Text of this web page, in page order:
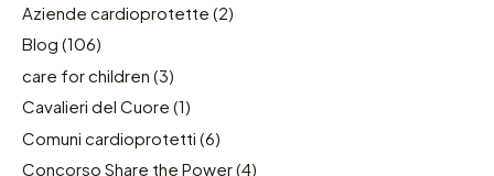
Aziende cardioprotette (2)
Blog (106)
care for children (3)
Cavalieri del Cuore (1)
Comuni cardioprotetti (6)
Concorso Share the Power(4)